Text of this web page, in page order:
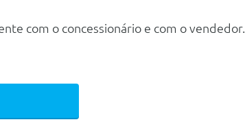
com o concessionário e com o vendedor.